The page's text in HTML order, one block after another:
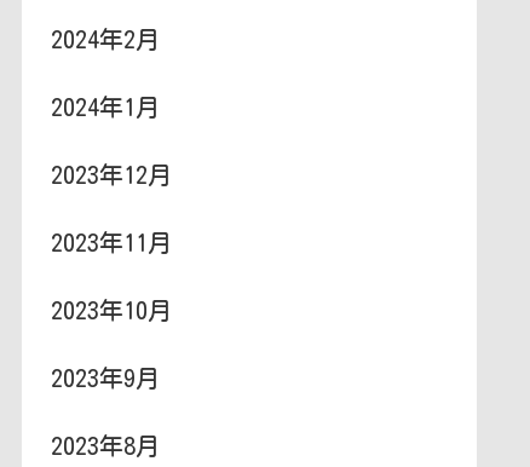
2024年2月
2024年1月
2023年12月
2023年11月
2023年10月
2023年9月
2023年8月